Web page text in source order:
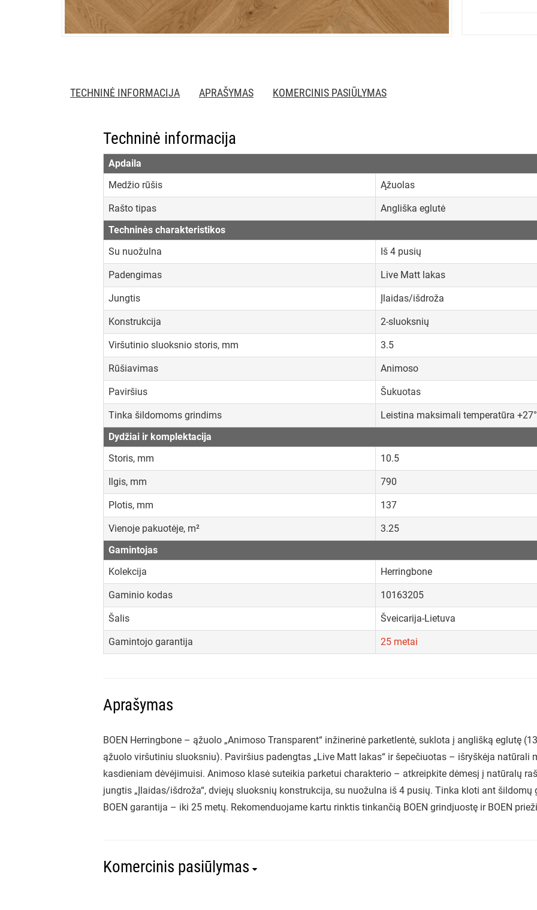
TECHNINĖ INFORMACIJA APRAŠYMAS KOMERCINIS PASIŪLYMAS
Techninė informacija
Apdaila
Medžio rūšis
Ąžuolas
Rašto tipas
Angliška eglutė
Techninės charakteristikos
Su nuožulna
Iš 4 pusių
Padengimas Live Matt lakas
Jungtis Įlaidas/išdroža
Konstrukcija 2-sluoksnių
Viršutinio sluoksnio storis, mm 3.5
Rūšiavimas Animoso
Paviršius Šukuotas
Tinka šildomoms grindims
Leistina maksimali temperatūra
Dydžiai ir komplektacija
Storis, mm
10.5
Ilgis, mm 790
Plotis, mm 137
Vienoje pakuotėje, m²
3.25
Gamintojas
Kolekcija
Herringbone
Gaminio kodas 10163205
Šalis Šveicarija-Lietuva
Gamintojo garantija 25 metai
Aprašymas
BOEN Herringbone – ąžuolo „Animoso Transparent“ inžinerinė parketlentė, suklota į anglišką eglutę
ąžuolo viršutiniu sluoksniu). Paviršius padengtas „Live Matt lakas“ ir šepečiuotas – išryškėja natūrali
kasdieniam dėvėjimuisi. Animoso klasė suteikia parketui charakterio – atkreipkite dėmesį į natūralų
jungtis „Įlaidas/išdroža“, dviejų sluoksnių konstrukcija, su nuožulna iš 4 pusių. Tinka kloti ant šildomų
BOEN garantija – iki 25 metų. Rekomenduojame kartu rinktis tinkančią BOEN grindjuostę ir BOEN
Komercinis pasiūlymas